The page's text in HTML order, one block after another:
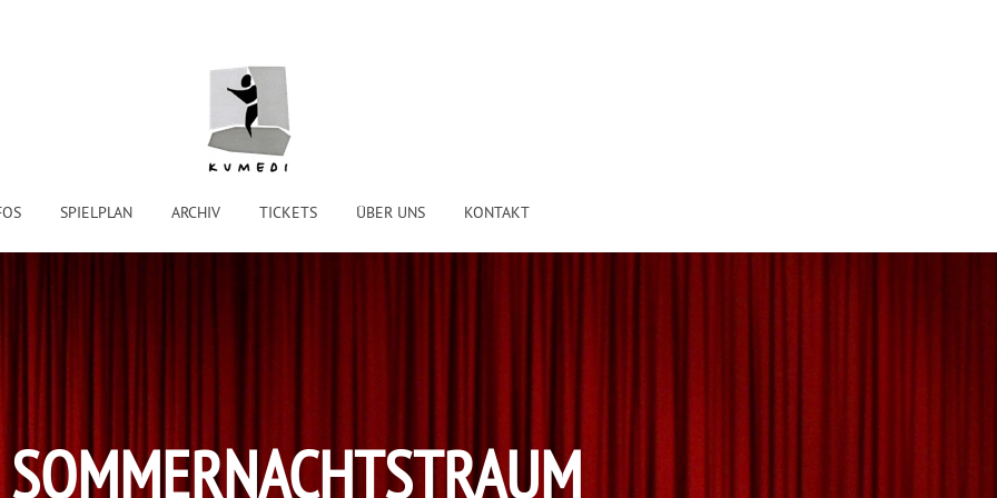
SPIELPLAN ARCHIV TICKETS ÜBER UNS KONTAKT